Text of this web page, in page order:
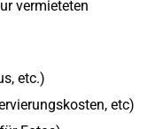
vermieteten
etc.)
etc)